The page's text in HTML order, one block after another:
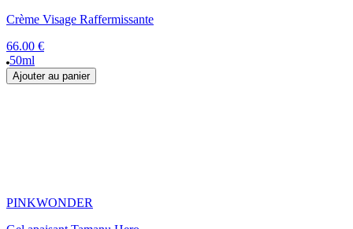
Crème Visage Raffermissante
66.00 €
50ml
Ajouter au panier
PINKWONDER